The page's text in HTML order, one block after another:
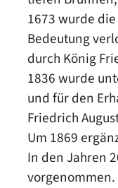
1673 wurde
Bedeutung
durch König
1836 wurde
und für den
Friedrich
Um 1869
In den Jahren
vorgenommen.